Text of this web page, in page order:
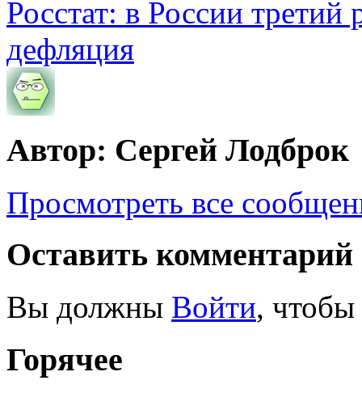
Росстат: в России третий
дефляция
Автор: Сергей Лодброк
Просмотреть все
Оставить комментарий
Вы должны Войти, чтобы
Горячее